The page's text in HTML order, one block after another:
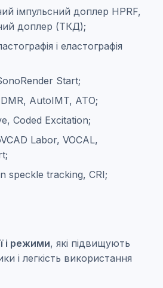
імпульсний доплер HPRF,
доплер (ТКД);
і еластографія
Start;
AutoIMT, АТО;
Coded Excitation;
Labor, VOCAL,
speckle tracking, CRI;
і режими, які підвищують
і легкість використання